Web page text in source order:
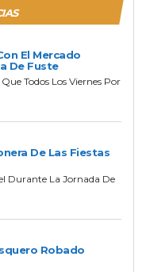
El Mercado
De Fuste
Todos Los Viernes Por
De Las Fiestas
Durante La Jornada De
Robado